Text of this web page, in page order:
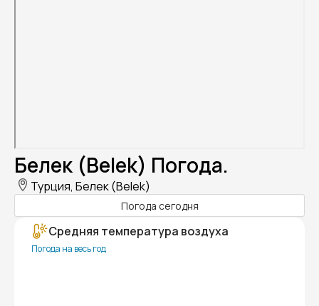
Белек (Belek) Погода.
Турция, Белек (Belek)
Погода сегодня
Средняя температура воздуха
Погода на весь год